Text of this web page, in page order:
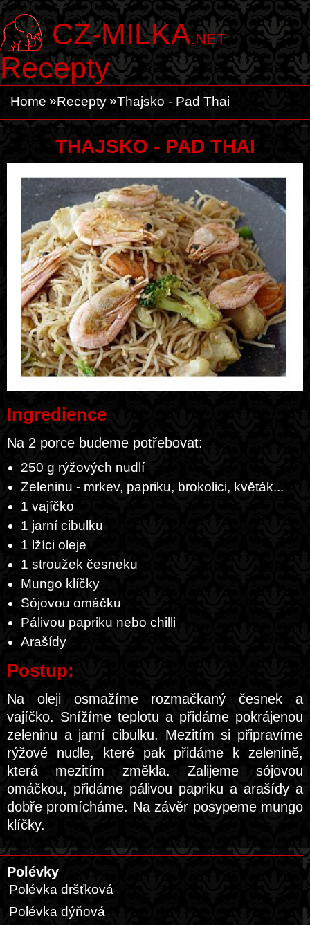
CZ-MILKA.NET
Recepty
Home Recepty Thajsko - Pad Thai
THAJSKO - PAD THAI
Ingredience
Na 2 porce budeme potřebovat:
250 g rýžových nudlí
Zeleninu - mrkev, papriku, brokolici, květák...
1 vajíčko
1 jarní cibulku
1 lžíci oleje
1 stroužek česneku
Mungo klíčky
Sójovou omáčku
Pálivou papriku nebo chilli
Arašídy
Postup:
Na oleji osmažíme rozmačkaný česnek a
vajíčko. Snížíme teplotu a přidáme pokrájenou
zeleninu a jarní cibulku. Mezitím si připravíme
rýžové nudle, které pak přidáme k zelenině,
která mezitím změkla. Zalijeme sójovou
omáčkou, přidáme pálivou papriku a arašídy a
dobře promícháme. Na závěr posypeme mungo
klíčky.
Polévky
Polévka dršťková
Polévka dýňová